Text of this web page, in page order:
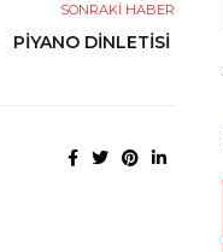
SONRAKI HABER
PİYANO DİNLETİSİ